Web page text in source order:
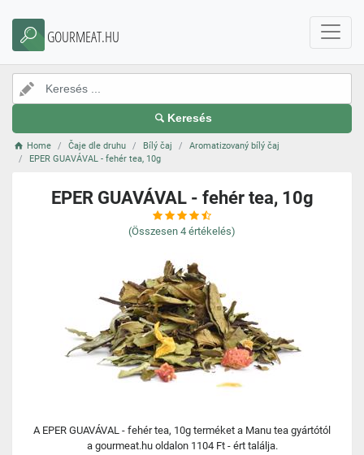
GOURMEAT.HU
Keresés
Home Čaje dle druhu Bílý čaj
Aromatizovaný bílý čaj
EPER GUAVÁVAL - fehér tea, 10g
EPER GUAVÁVAL - fehér tea, 10g
(Összesen 4 értékelés)
A EPER GUAVÁVAL - fehér tea, 10g terméket a Manu tea gyártótól
a gourmeat.hu oldalon 1104 Ft - ért találja.